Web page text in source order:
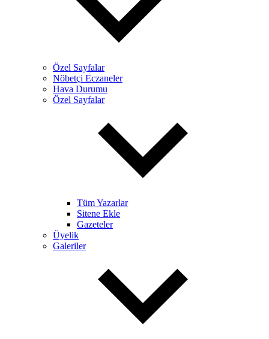
Özel Sayfalar
Nöbetçi Eczaneler
Hava Durumu
Özel Sayfalar
Tüm Yazarlar
Sitene Ekle
Gazeteler
Üyelik
Galeriler